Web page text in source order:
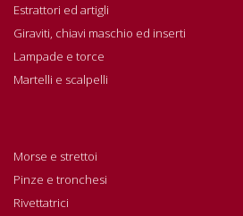
Estrattori ed artigli
Giraviti, chiavi maschio ed inserti
Lampade e torce
Martelli e scalpelli
Morse e strettoi
Pinze e tronchesi
Rivettatrici